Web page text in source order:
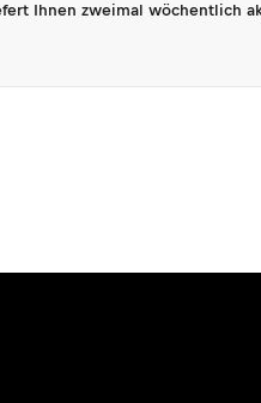
Ihnen zweimal wöchentlich